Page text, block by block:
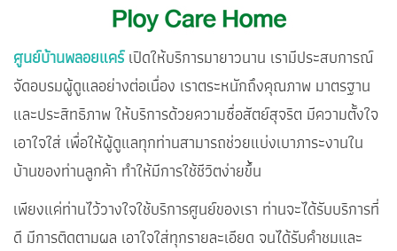
ศูนย์บ้านพลอยแคร์เปิดให้บริการมายาวนาน เรามีประสบการณ์
จัดอบรมผู้ดูแลอย่างต่อเนื่อง เราตระหนักถึงคุณภาพ มาตรฐาน
และประสิทธิภาพ ให้บริการด้วยความซื่อสัตย์สุจริต มีความตั้งใจ
เอาใจใส่ เพื่อให้ผู้ดูแลทุกท่านสามารถช่วยแบ่งเบาภาระงานใน
บ้านของท่านลูกค้า ทำให้มีการใช้ชีวิตง่ายขึ้น
เพียงแค่ท่านไว้วางใจใช้บริการศูนย์ของเรา ท่านจะได้รับบริการที่
ดี มีการติดตามผล เอาใจใส่ทุกรายละเอียด จนได้รับคำชมและ